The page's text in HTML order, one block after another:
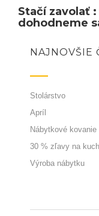
Stačí zavolať
dohodneme
NAJNOVŠIE
Stolárstvo
Apríl
Nábytkové kovanie
30 % zľavy na
Výroba nábytku